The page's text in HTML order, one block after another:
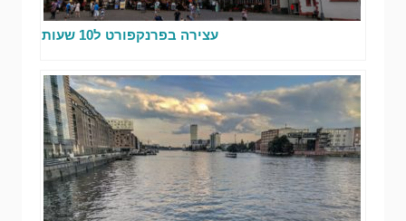
עצירה בפרנקפורט ל10 שעות